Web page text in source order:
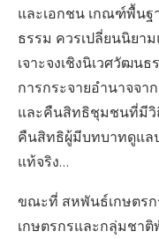
และเอกชน เกณฑ์พื้นฐ
ธรรม ควรเปลี่ยนนิยา
เจาะจงเชิงนิเวศวัฒน
การกระจายอำนาจจา
และคืนสิทธิชุมชนที่มีวิ
คืนสิทธิผู้มีบทบาทดูแล
แท้จริง…
ขณะที่ สหพันธ์เกษตรก
เกษตรกรและกลุ่มชา